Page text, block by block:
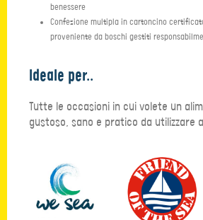
benessere
Confezione multipla in cartoncino
proveniente da boschi gestiti
Ideale per..
Tutte le occasioni in cui volete un
gustoso, sano e pratico da utilizzare